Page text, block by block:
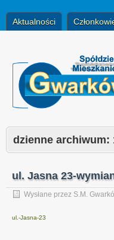
Aktualności
dzienne archiwum:
ul. Jasna 23-
Wysłane przez S.M.
ul.-Jasna-23